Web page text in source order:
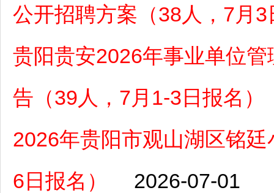
公开招聘方案（38人，7月
贵阳贵安2026年事业单位
告（39人，7月1-3日报名）
2026年贵阳市观山湖区铭
6日报名）
2026-07-01